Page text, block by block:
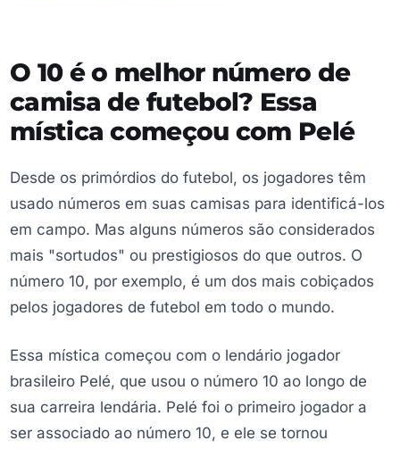
O 10 é o melhor número de
camisa de futebol? Essa
mística começou com Pelé
Desde os primórdios do futebol, os jogadores têm
usado números em suas camisas para identificá-los
em campo. Mas alguns números são considerados
mais "sortudos" ou prestigiosos do que outros. O
número 10, por exemplo, é um dos mais cobiçados
pelos jogadores de futebol em todo o mundo.
Essa mística começou com o lendário jogador
brasileiro Pelé, que usou o número 10 ao longo de
sua carreira lendária. Pelé foi o primeiro jogador a
ser associado ao número 10, e ele se tornou